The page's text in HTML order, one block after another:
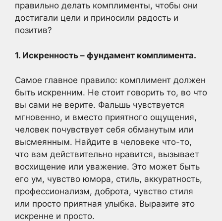
правильно делать комплименты, чтобы они
достигали цели и приносили радость и
позитив?
1. Искренность – фундамент комплимента.
Самое главное правило: комплимент должен
быть искренним. Не стоит говорить то, во что
вы сами не верите. Фальшь чувствуется
мгновенно, и вместо приятного ощущения,
человек почувствует себя обманутым или
высмеянным. Найдите в человеке что-то,
что вам действительно нравится, вызывает
восхищение или уважение. Это может быть
его ум, чувство юмора, стиль, аккуратность,
профессионализм, доброта, чувство стиля
или просто приятная улыбка. Выразите это
искренне и просто.